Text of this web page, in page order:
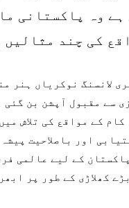
ہے وہ پاکستانی
کی چند مثالیں
لانسنگ نوکریاں ہنر
سے مقبول آپشن بن گئی
کے مواقع کی تلاش
اور باصلاحیت
کے لیے عالمی
کھلاڑی کے طور پر